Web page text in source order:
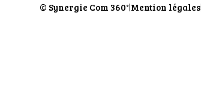
© Synergie Com 360° Mention légales